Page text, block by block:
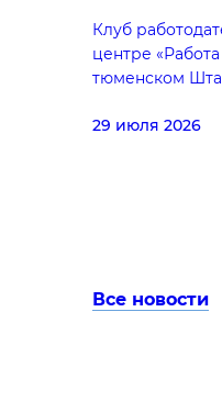
Клуб
центре
тюменском
29 июля 2026
Все новости